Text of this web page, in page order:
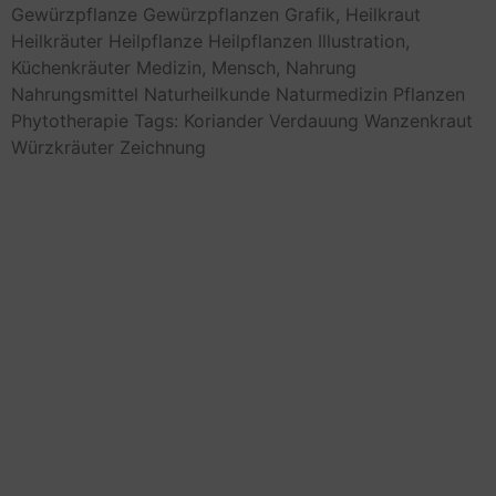
Gewürzpflanze Gewürzpflanzen Grafik, Heilkraut
Heilkräuter Heilpflanze Heilpflanzen Illustration,
Küchenkräuter Medizin, Mensch, Nahrung
Nahrungsmittel Naturheilkunde Naturmedizin Pflanzen
Phytotherapie Tags: Koriander Verdauung Wanzenkraut
Würzkräuter Zeichnung